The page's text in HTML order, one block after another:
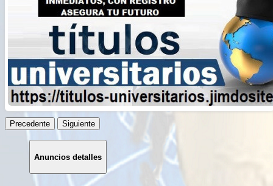
Precedente Siguiente
Anuncios detalles